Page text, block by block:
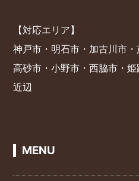
【対応エリア】
神戸市・明石市・加古川市
高砂市・小野市・西脇市・
近辺
MENU